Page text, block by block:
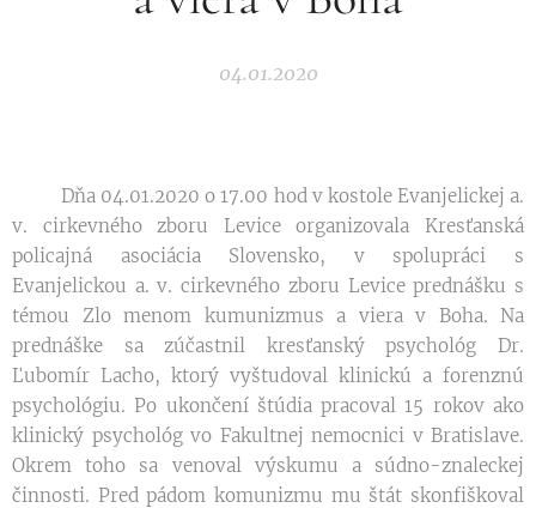
04.01.2020
Dňa 04.01.2020 o 17.00 hod v kostole Evanjelickej a.
v. cirkevného zboru Levice organizovala Kresťanská
policajná asociácia Slovensko, v spolupráci s
Evanjelickou a. v. cirkevného zboru Levice prednášku s
témou Zlo menom kumunizmus a viera v Boha. Na
prednáške sa zúčastnil kresťanský psychológ Dr.
Ľubomír Lacho, ktorý vyštudoval klinickú a forenznú
psychológiu. Po ukončení štúdia pracoval 15 rokov ako
klinický psychológ vo Fakultnej nemocnici v Bratislave.
Okrem toho sa venoval výskumu a súdno-znaleckej
činnosti. Pred pádom komunizmu mu štát skonfiškoval